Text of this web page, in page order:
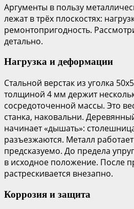
Аргументы в пользу
лежат в трёх плоскостях:
ремонтопригодность.
детально.
Нагрузка и деформации
Стальной верстак из уголка
толщиной 4 мм держит
сосредоточенной массы. Это
станка, наковальни.
начинает «дышать»:
разъезжаются. Металл
предсказуемо. До предела
в исходное положение. После
растрескивается внезапно.
Коррозия и защита